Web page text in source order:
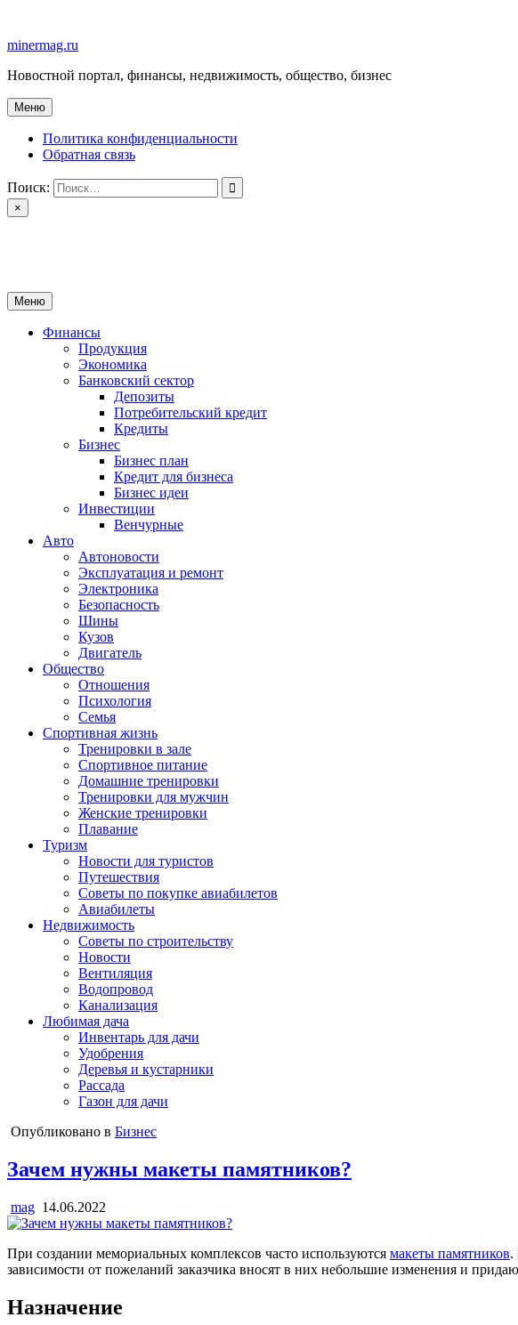
содержимому
minermag.ru
Новостной портал, финансы, недвижимость, общество, бизнес
Меню
Политика конфиденциальности
Обратная связь
Поиск:
×
Меню
Финансы
Продукция
Экономика
Банковский сектор
Депозиты
Потребительский кредит
Кредиты
Бизнес
Бизнес план
Кредит для бизнеса
Бизнес идеи
Инвестиции
Венчурные
Авто
Автоновости
Эксплуатация и ремонт
Электроника
Безопасность
Шины
Кузов
Двигатель
Общество
Отношения
Психология
Семья
Спортивная жизнь
Тренировки в зале
Спортивное питание
Домашние тренировки
Тренировки для мужчин
Женские тренировки
Плавание
Туризм
Новости для туристов
Путешествия
Советы по покупке авиабилетов
Авиабилеты
Недвижимость
Советы по строительству
Новости
Вентиляция
Водопровод
Канализация
Любимая дача
Инвентарь для дачи
Удобрения
Деревья и кустарники
Рассада
Газон для дачи
Опубликовано в Бизнес
Зачем нужны макеты памятников?
mag 14.06.2022
При создании мемориальных комплексов часто используются макеты памятников.
зависимости от пожеланий заказчика вносят в них небольшие изменения и
Назначение